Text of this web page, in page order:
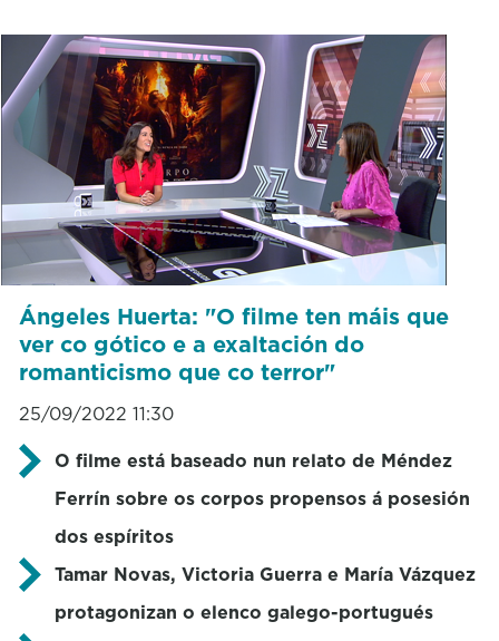
Ángeles Huerta: "O filme ten máis que
ver co gótico e a exaltación do
romanticismo que co terror"
25/09/2022 11:30
O filme está baseado nun relato de Méndez
Ferrín sobre os corpos propensos á posesión
dos espíritos
Tamar Novas, Victoria Guerra e María Vázquez
protagonizan o elenco galego-portugués